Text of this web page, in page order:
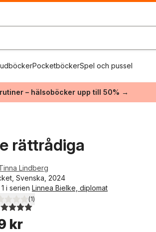
PocketböckerSpel och pussel
– hälsoböcker upp till 50% →
rättrådiga
Lindberg
Svenska, 2024
i serien Linnea Bielke, diplomat
5 stjärnor. Totalt antal röster:
(1)
kr